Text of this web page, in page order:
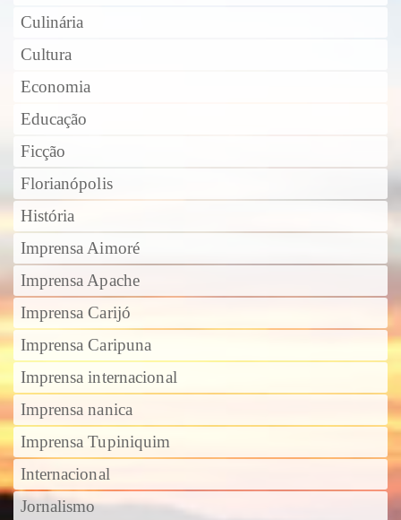
Culinária
Cultura
Economia
Educação
Ficção
Florianópolis
História
Imprensa Aimoré
Imprensa Apache
Imprensa Carijó
Imprensa Caripuna
Imprensa internacional
Imprensa nanica
Imprensa Tupiniquim
Internacional
Jornalismo